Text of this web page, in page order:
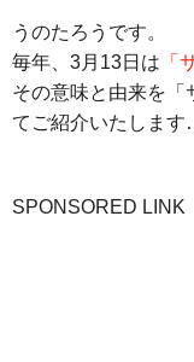
うのたろうです。
毎年、3月13日は 「
その意味と由来を「
てご紹介いたしま
SPONSORED LINK